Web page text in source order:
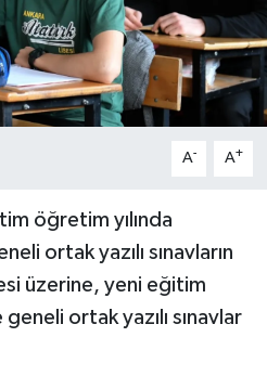
A- A+
öğretim yılında
ortak yazılı sınavların
üzerine, yeni eğitim
ortak yazılı sınavlar